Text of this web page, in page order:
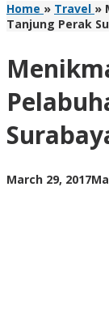
Home » Travel »
Tanjung Perak
March 29, 2017